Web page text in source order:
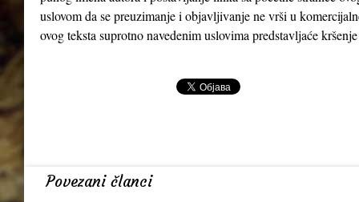
uslovom da se preuzimanje i objavljivanje ne vrši u
ovog teksta suprotno navedenim uslovima predstavljaće
Povezani članci